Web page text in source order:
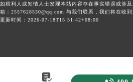
如权利人或知情人士发现本站内容存在事实错误或涉
箱：2557628530@qq.com 与我们联系，我们将在收
更新时间：2026-07-18T15:51:42+08:00
